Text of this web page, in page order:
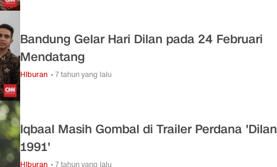
Bandung Gelar Hari Dilan pada 24 Februari
Mendatang
Hiburan • 7 tahun yang lalu
Iqbaal Masih Gombal di Trailer Perdana 'Dilan
1991'
Hiburan • 7 tahun yang lalu